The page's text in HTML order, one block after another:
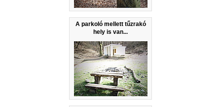
A parkoló mellett tűzrakó
hely is van...